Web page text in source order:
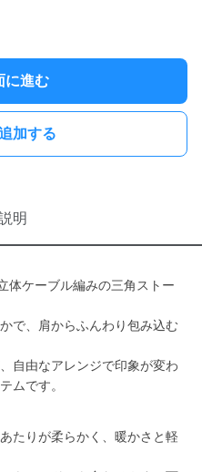
に進む
加する
明
体ケーブル編みの三角ストー
で、肩からふんわり包み込む
自由なアレンジで印象が変わ
ムです。
たりが柔らかく、暖かさと軽